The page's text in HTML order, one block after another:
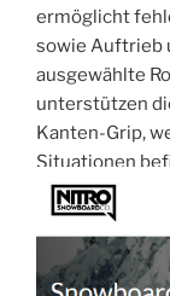
ermöglicht
sowie Auftrieb
ausgewählte
unterstützen
Kanten-Grip,
Situationen